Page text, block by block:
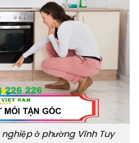
ở phường Vĩnh Tuy